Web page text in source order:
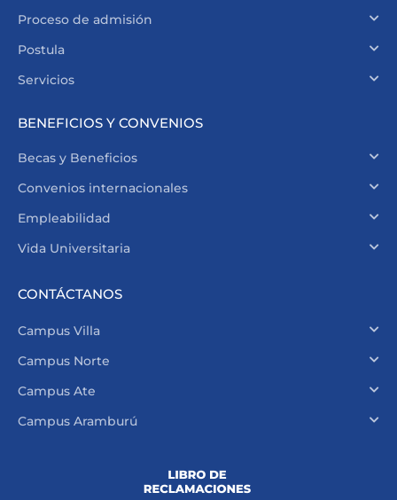
Proceso de admisión
Postula
Servicios
BENEFICIOS Y CONVENIOS
Becas y Beneficios
Convenios internacionales
Empleabilidad
Vida Universitaria
CONTÁCTANOS
Campus Villa
Campus Norte
Campus Ate
Campus Aramburú